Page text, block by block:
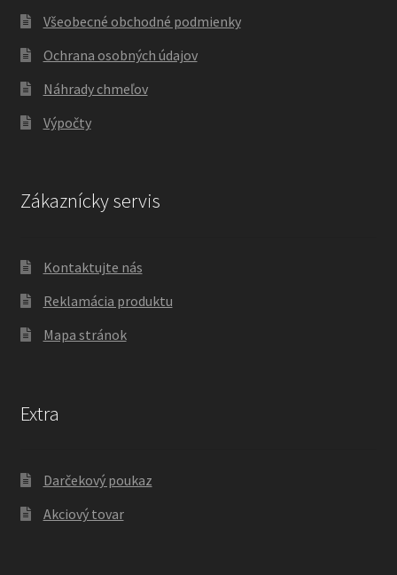
Všeobecné obchodné podmienky
Ochrana osobných údajov
Náhrady chmeľov
Výpočty
Zákaznícky servis
Kontaktujte nás
Reklamácia produktu
Mapa stránok
Extra
Darčekový poukaz
Akciový tovar